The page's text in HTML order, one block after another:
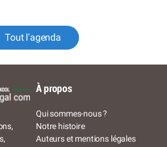
Tout l'agenda
À propos
Qui sommes-nous ?
Notre histoire
Auteurs et mentions légales